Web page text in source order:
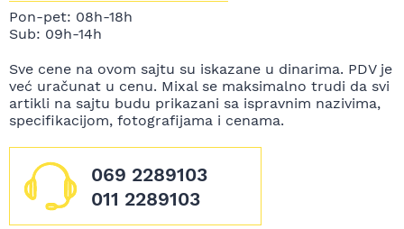
Pon-pet: 08h-18h
Sub: 09h-14h
Sve cene na ovom sajtu su iskazane u dinarima. PDV je
već uračunat u cenu. Mixal se maksimalno trudi da svi
artikli na sajtu budu prikazani sa ispravnim nazivima,
specifikacijom, fotografijama i cenama.
069 2289103
011 2289103